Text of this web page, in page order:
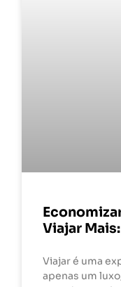
Viajar
Viajar é uma
apenas um